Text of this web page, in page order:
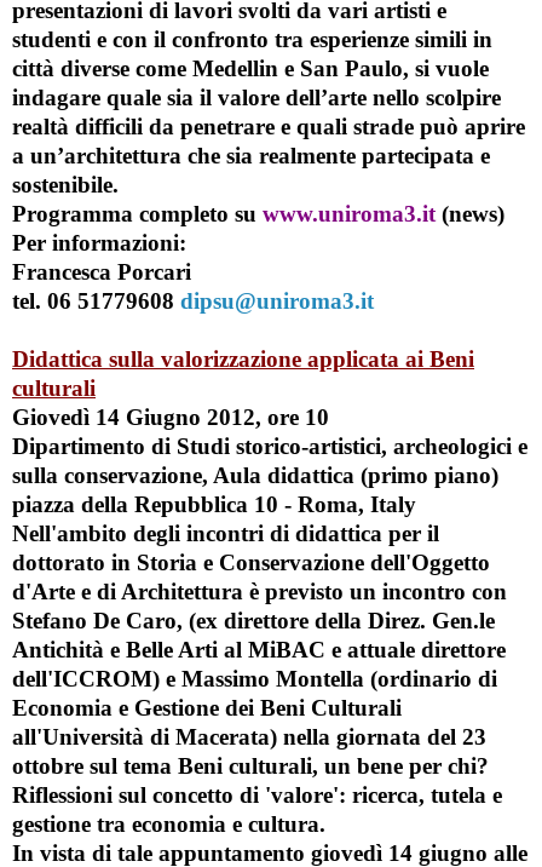
presentazioni di lavori svolti da vari artisti e
studenti e con il confronto tra esperienze simili in
città diverse come Medellin e San Paulo, si vuole
indagare quale sia il valore dell’arte nello scolpire
realtà difficili da penetrare e quali strade può aprire
a un’architettura che sia realmente partecipata e
sostenibile.
Programma completo su www.uniroma3.it (news)
Per informazioni:
Francesca Porcari
tel. 06 51779608 dipsu@uniroma3.it
Didattica sulla valorizzazione applicata ai Beni
culturali
Giovedì 14 Giugno 2012, ore 10
Dipartimento di Studi storico-artistici, archeologici e
sulla conservazione, Aula didattica (primo piano)
piazza della Repubblica 10 - Roma, Italy
Nell'ambito degli incontri di didattica per il
dottorato in Storia e Conservazione dell'Oggetto
d'Arte e di Architettura è previsto un incontro con
Stefano De Caro, (ex direttore della Direz. Gen.le
Antichità e Belle Arti al MiBAC e attuale direttore
dell'ICCROM) e Massimo Montella (ordinario di
Economia e Gestione dei Beni Culturali
all'Università di Macerata) nella giornata del 23
ottobre sul tema Beni culturali, un bene per chi?
Riflessioni sul concetto di 'valore': ricerca, tutela e
gestione tra economia e cultura.
In vista di tale appuntamento giovedì 14 giugno alle